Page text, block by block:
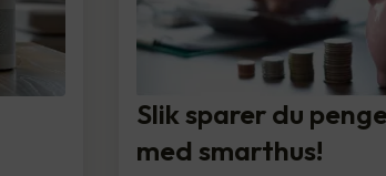
Slik sparer du
med smarthus!